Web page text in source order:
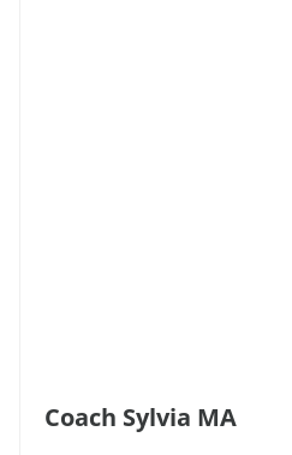
Coach Sylvia MA